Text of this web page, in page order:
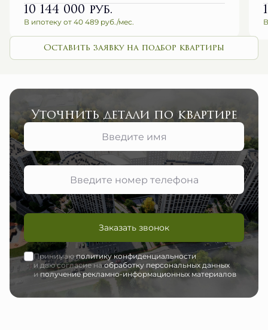
10 144 000руб.
В ипотеку от 40 489 руб./мес.
Оставить заявку на подбор квартиры
Уточнить детали по квартире
Заказать звонок
Принимаюполитику конфиденциальности
и даю согласие наобработку персональных данных
иполучение рекламно-информационных материалов